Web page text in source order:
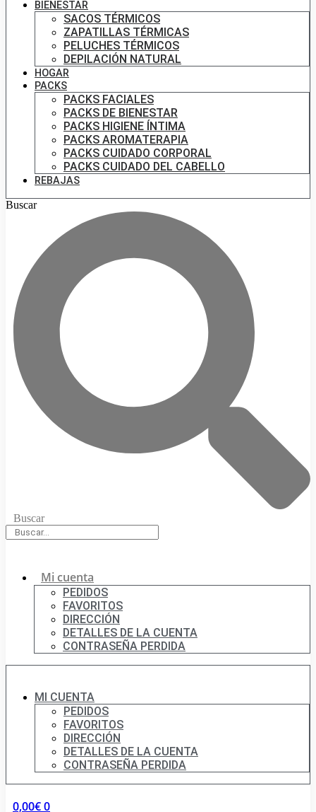
BIENESTAR
SACOS TÉRMICOS
ZAPATILLAS TÉRMICAS
PELUCHES TÉRMICOS
DEPILACIÓN NATURAL
HOGAR
PACKS
PACKS FACIALES
PACKS DE BIENESTAR
PACKS HIGIENE ÍNTIMA
PACKS AROMATERAPIA
PACKS CUIDADO CORPORAL
PACKS CUIDADO DEL CABELLO
REBAJAS
Buscar
Buscar
Mi cuenta
PEDIDOS
FAVORITOS
DIRECCIÓN
DETALLES DE LA CUENTA
CONTRASEÑA PERDIDA
MI CUENTA
PEDIDOS
FAVORITOS
DIRECCIÓN
DETALLES DE LA CUENTA
CONTRASEÑA PERDIDA
0,00€0